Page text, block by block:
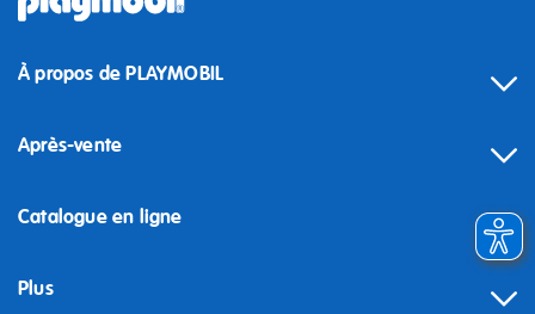
À propos de PLAYMOBIL
Après-vente
Catalogue en ligne
Plus